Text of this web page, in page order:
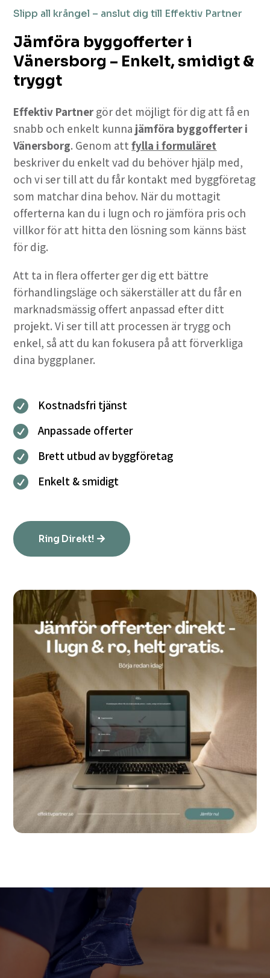
Slipp all krångel – anslut dig till Effektiv Partner
Jämföra byggofferter i
Vänersborg – Enkelt, smidigt &
tryggt
Effektiv Partner gör det möjligt för dig att få en
snabb och enkelt kunna jämföra byggofferter i
Vänersborg. Genom attfylla i formuläret
beskriver du enkelt vad du behöver hjälp med,
och vi ser till att du får kontakt med byggföretag
som matchar dina behov. När du mottagit
offerterna kan du i lugn och ro jämföra pris och
villkor för att hitta den lösning som känns bäst
för dig.
Att ta in flera offerter ger dig ett bättre
förhandlingsläge och säkerställer att du får en
marknadsmässig offert anpassad efter ditt
projekt. Vi ser till att processen är trygg och
enkel, så att du kan fokusera på att förverkliga
dina byggplaner.
 Kostnadsfri tjänst
 Anpassade offerter
 Brett utbud av byggföretag
 Enkelt & smidigt
Ring Direkt!